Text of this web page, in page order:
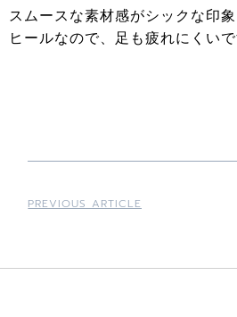
スムースな素材感がシックな印
ヒールなので、足も疲れにくい
PREVIOUS ARTICLE